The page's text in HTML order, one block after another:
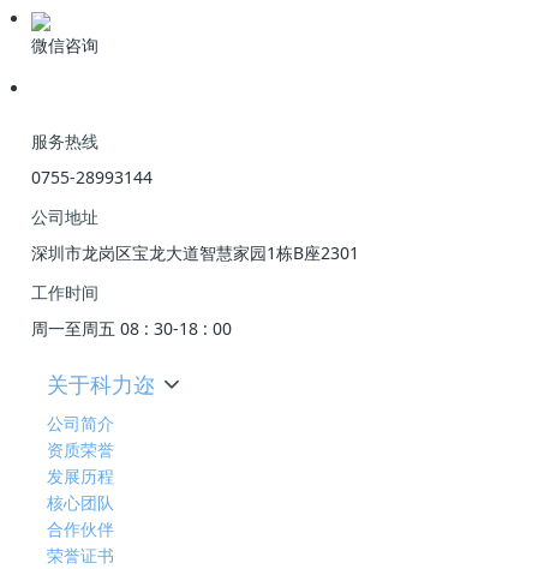
微信咨询
服务热线
0755-28993144
公司地址
深圳市龙岗区宝龙大道智慧家园1栋B座2301
工作时间
周一至周五 08 : 30-18 : 00
关于科力迩
公司简介
资质荣誉
发展历程
核心团队
合作伙伴
荣誉证书